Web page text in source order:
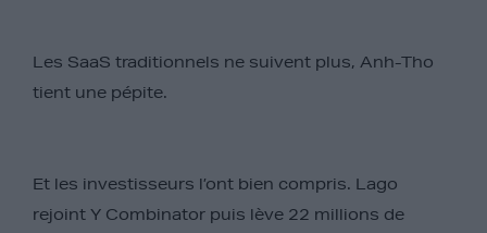
Les SaaS traditionnels ne suivent plus, Anh-Tho
tient une pépite.
Et les investisseurs l’ont bien compris. Lago
rejoint Y Combinator puis lève 22 millions de